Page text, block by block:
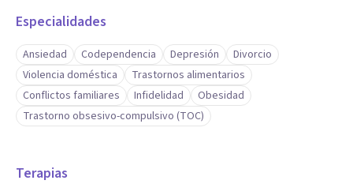
Especialidades
Ansiedad Codependencia Depresión
Divorcio
Violencia doméstica
Trastornos alimentarios
Conflictos familiares
Infidelidad
Obesidad
Trastorno obsesivo-compulsivo (TOC)
Terapias